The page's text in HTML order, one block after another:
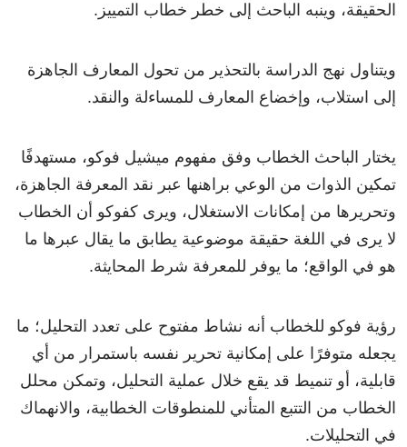
الحقيقة، وينبه الباحث إلى خطر خطاب التمييز.
ويتناول نهج الدراسة بالتحذير من تحول المعارف الجاهزة
إلى استلاب، وإخضاع المعارف للمساءلة والنقد.
يختار الباحث الخطاب وفق مفهوم ميشيل فوكو، مستهدفًا
تمكين الذوات من الوعي براهنها عبر نقد المعرفة الجاهزة،
وتحريرها من إمكانات الاستغلال، ويرى كفوكو أن الخطاب
لا يرى في اللغة حقيقة موضوعية يطابق ما يقال عبرها ما
هو في الواقع؛ ما يوفر للمعرفة شرط المحايثة.
رؤية فوكو للخطاب أنه نشاط مفتوح على تعدد التحليل؛ ما
يجعله متوفرًا على إمكانية تحرير نفسه باستمرار من أي
قابلية، أو تنميط قد يقع خلال عملية التحليل، وتمكن محلل
الخطاب من التتبع المتأني للمنطوقات الخطابية، والانهماك
في التحليلات.